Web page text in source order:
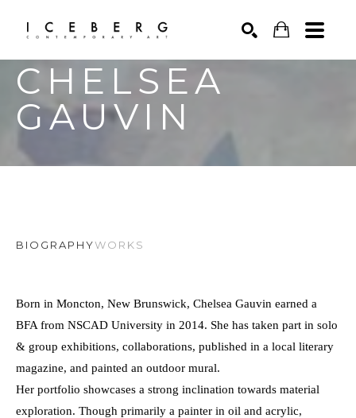
Search by keyword, artist name, artwork title or exhibition
CHELSEA
GAUVIN
BIOGRAPHYWORKS
Born in Moncton, New Brunswick, Chelsea Gauvin earned a
BFA from NSCAD University in 2014. She has taken part in solo
& group exhibitions, collaborations, published in a local literary
magazine, and painted an outdoor mural.
Her portfolio showcases a strong inclination towards material
exploration. Though primarily a painter in oil and acrylic,